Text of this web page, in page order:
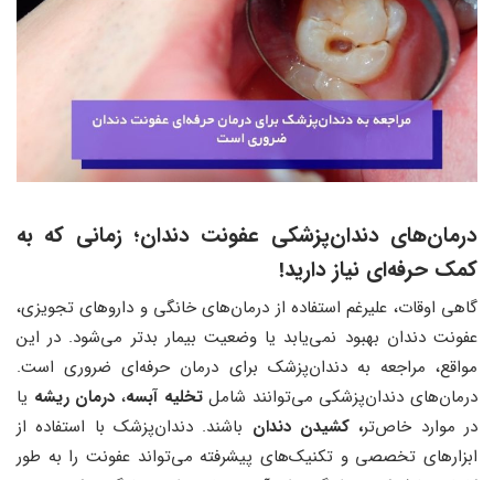
درمان‌های دندان‌پزشکی عفونت دندان؛ زمانی که به
کمک حرفه‌ای نیاز دارید!
گاهی اوقات، علیرغم استفاده از درمان‌های خانگی و داروهای تجویزی،
عفونت دندان بهبود نمی‌یابد یا وضعیت بیمار بدتر می‌شود. در این
مواقع، مراجعه به دندان‌پزشک برای درمان حرفه‌ای ضروری است.
درمان‌های دندان‌پزشکی می‌توانند شاملتخلیه آبسه، درمان ریشه یا
در موارد خاص‌تر، کشیدن دندان باشند. دندان‌پزشک با استفاده از
ابزارهای تخصصی و تکنیک‌های پیشرفته می‌تواند عفونت را به طور